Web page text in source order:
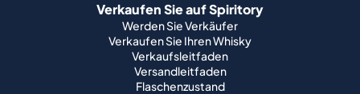
Verkaufen Sie auf Spiritory
Werden Sie Verkäufer
Verkaufen Sie Ihren Whisky
Verkaufsleitfaden
Versandleitfaden
Flaschenzustand